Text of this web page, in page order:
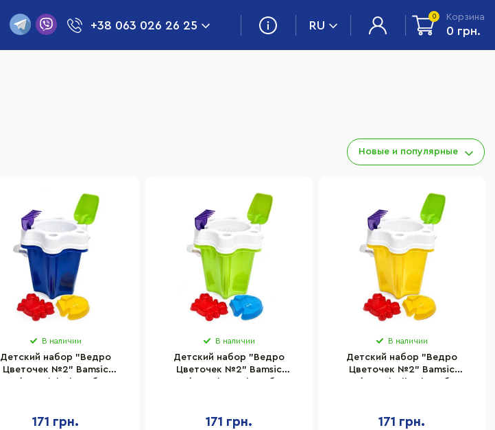
+38 063 026 26 25 RU
0 Корзина
0 грн.
Новые и популярные
В наличии
Детский набор "Ведро
Цветочек №2" Bamsic
171 грн.
В наличии
Детский набор "Ведро
Цветочек №2" Bamsic
171 грн.
В наличии
Детский набор "Ведро
Цветочек №2" Bamsic
171 грн.